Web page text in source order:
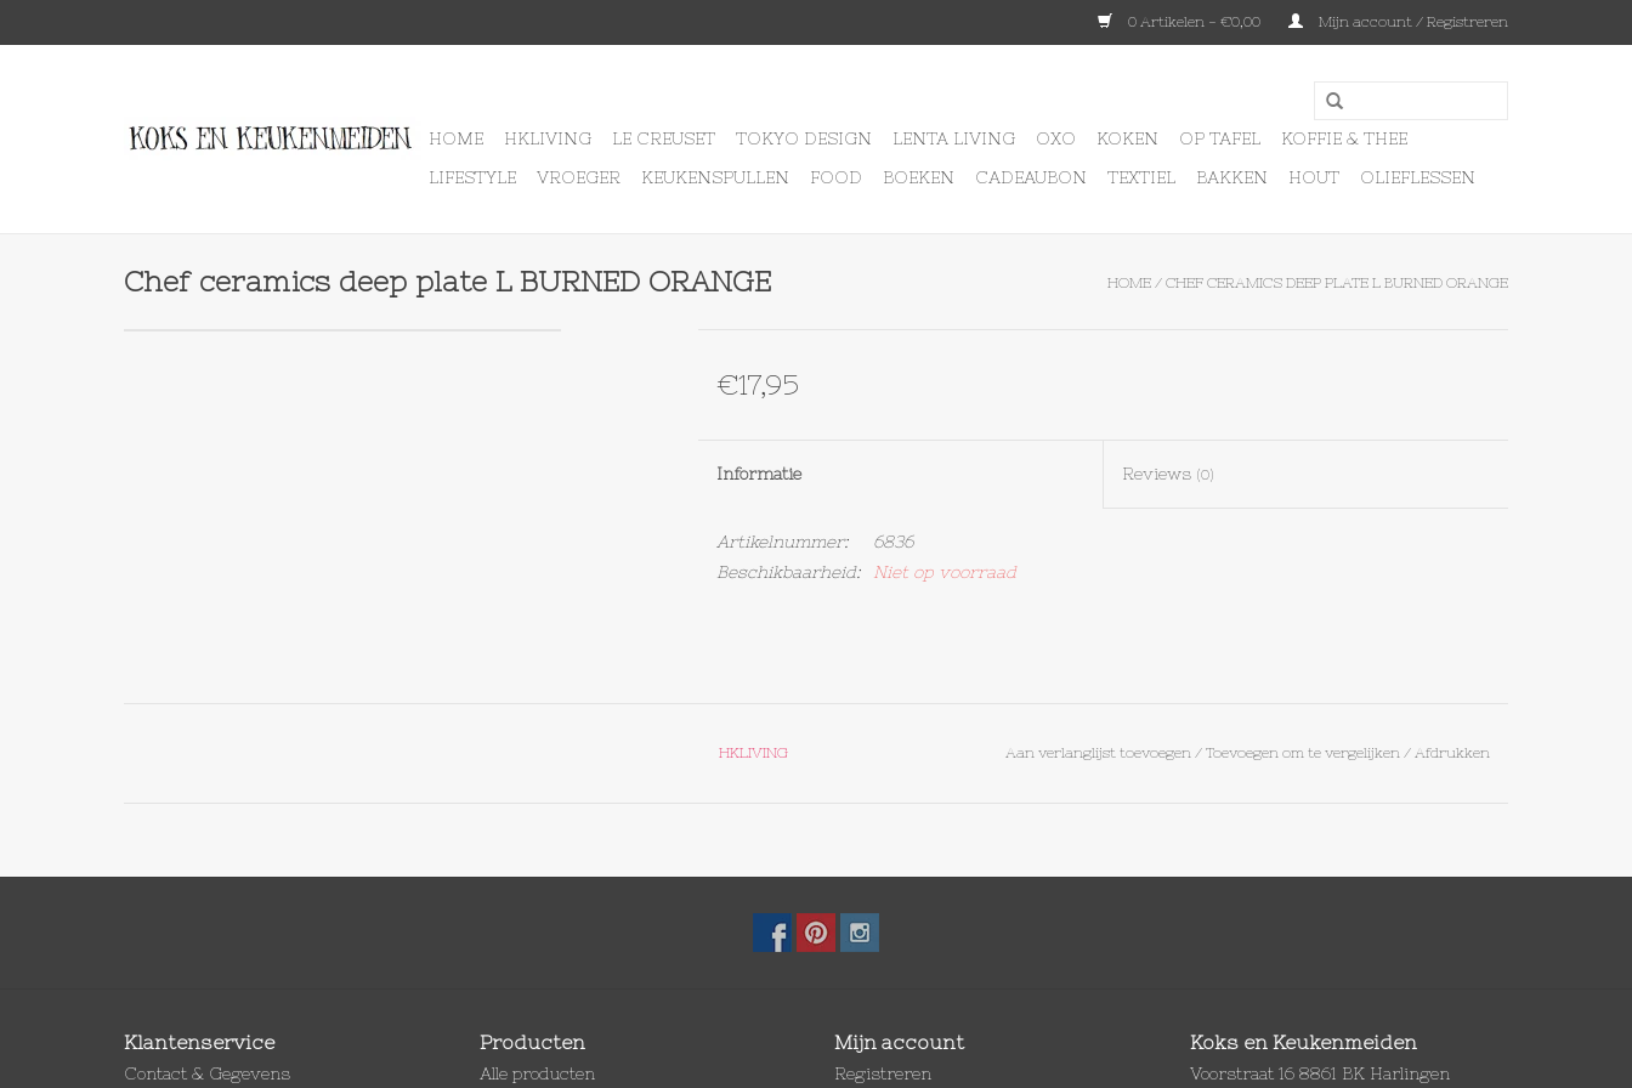
0 Artikelen - €0,00 Mijn account / Registreren
HOME HKLIVING LE CREUSET TOKYO DESIGN LENTA LIVING OXO KOKEN OP TAFEL
KOFFIE & THEE
LIFESTYLE
VROEGER KEUKENSPULLEN FOOD BOEKEN CADEAUBON TEXTIEL BAKKEN HOUT OLIEFLESSEN
Chef ceramics deep plate L BURNED ORANGE HOME / CHEF CERAMICS DEEP PLATE L BURNED ORANGE
€17,95
Informatie Reviews (0)
Artikelnummer:
6836
Beschikbaarheid:
Niet op voorraad
HKLIVING Aan verlanglijst toevoegen/ Toevoegen om te vergelijken / Afdrukken
Klantenservice
Contact & Gegevens
Producten
Alle producten
Mijn account
Registreren
Koks en Keukenmeiden
Voorstraat 16 8861 BK Harlingen